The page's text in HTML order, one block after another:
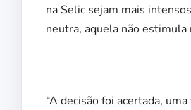
na Selic sejam mais
neutra, aquela não
“A decisão foi acertada,